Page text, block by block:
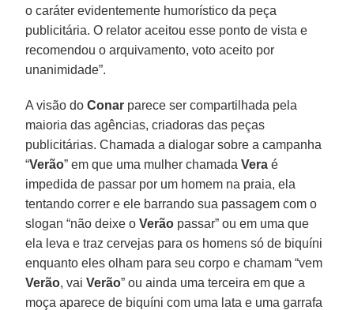
o caráter evidentemente humorístico da peça
publicitária. O relator aceitou esse ponto de vista e
recomendou o arquivamento, voto aceito por
unanimidade”.
A visão doConar parece ser compartilhada pela
maioria das agências, criadoras das peças
publicitárias. Chamada a dialogar sobre a campanha
“Verão” em que uma mulher chamadaVera é
impedida de passar por um homem na praia, ela
tentando correr e ele barrando sua passagem com o
slogan “não deixe oVerão passar” ou em uma que
ela leva e traz cervejas para os homens só de biquíni
enquanto eles olham para seu corpo e chamam “vem
Verão, vaiVerão” ou ainda uma terceira em que a
moça aparece de biquíni com uma lata e uma garrafa